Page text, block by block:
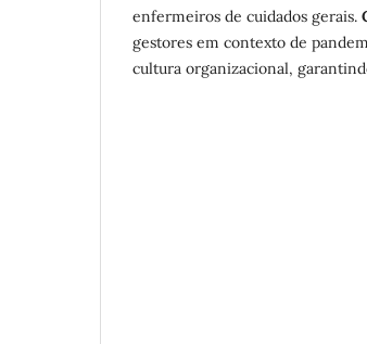
enfermeiros de cuidados gerais.
gestores em contexto de
cultura organizacional,